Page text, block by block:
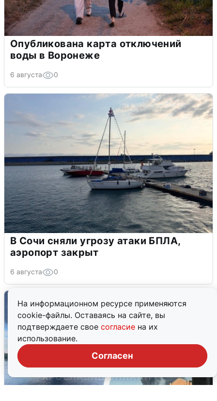
На информационном ресурсе применяются
cookie-файлы. Оставаясь на сайте, вы
подтверждаете свое согласие на их
использование.
Согласен
Опубликована карта отключений
воды в Воронеже
6 августа 0
В Сочи сняли угрозу атаки БПЛА,
аэропорт закрыт
6 августа 0